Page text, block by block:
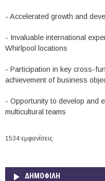
- Accelerated growth and
- Invaluable international
Whirlpool locations
- Participation in key cross-
achievement of business
- Opportunity to develop and
multicultural teams
1534 εμφανίσεις
ΔΗΜΟΦΙΛΗ